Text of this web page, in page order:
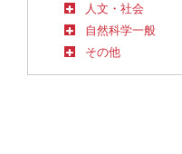
人文・社会
自然科学一般
その他